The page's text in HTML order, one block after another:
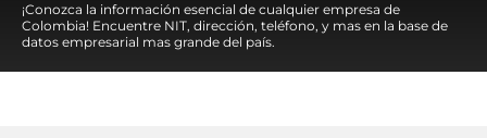
¡Conozca la información esencial de cualquier empresa de
Colombia! Encuentre NIT, dirección, teléfono, y mas en la base de
datos empresarial mas grande del país.